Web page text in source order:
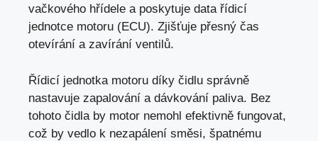
vačkového hřídele a poskytuje data řídicí
jednotce motoru (ECU). Zjišťuje přesný čas
otevírání a zavírání ventilů.
Řídicí jednotka motoru díky čidlu správně
nastavuje zapalování a dávkování paliva. Bez
tohoto čidla by motor nemohl efektivně fungovat,
což by vedlo k nezapálení směsi, špatnému